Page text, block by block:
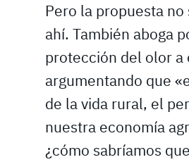
Pero la propuesta no
ahí. También aboga
protección del olor a
argumentando que
de la vida rural, el
nuestra economía
¿cómo sabríamos